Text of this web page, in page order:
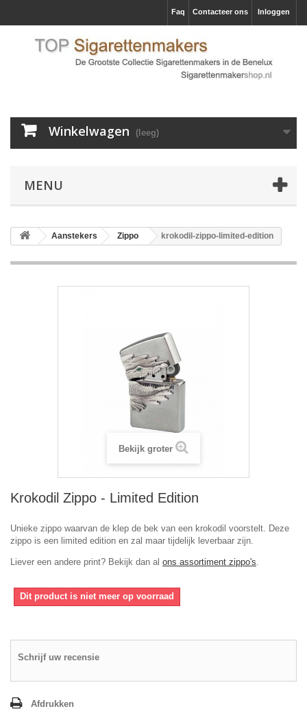
Inloggen
Contacteer ons
Faq
Winkelwagen (leeg)
MENU
Aanstekers Zippo krokodil-zippo-limited-edition
Bekijk groter
Krokodil Zippo - Limited Edition
Unieke zippo waarvan de klep de bek van een krokodil voorstelt. Deze
zippo is een limited edition en zal maar tijdelijk leverbaar zijn.
Liever een andere print? Bekijk dan al ons assortiment zippo's.
Dit product is niet meer op voorraad
Schrijf uw recensie
Afdrukken